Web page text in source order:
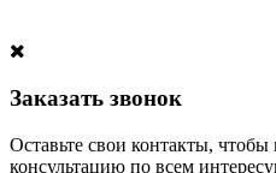
Заказать звонок
Оставьте свои контакты,
консультацию по всем